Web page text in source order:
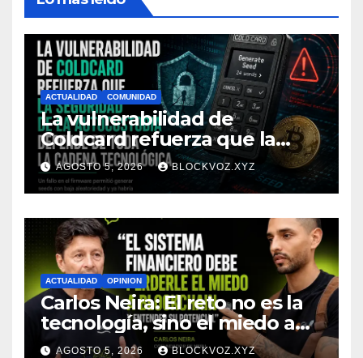
ACTUALIDAD COMUNIDAD
La vulnerabilidad de
Coldcard refuerza que la
seguridad de la autocustodia
depende de toda la cadena
tecnológica, afirma CoinEx
Research
AGOSTO 5, 2026 BLOCKVOZ.XYZ
ACTUALIDAD OPINION
Carlos Neira: El reto no es la
tecnología, sino el miedo a
entenderla
AGOSTO 5, 2026 BLOCKVOZ.XYZ